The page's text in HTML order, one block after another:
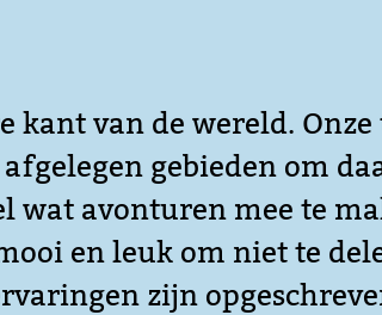
kant van de wereld.
gebieden om
wat avonturen mee te
en leuk om niet te
zijn